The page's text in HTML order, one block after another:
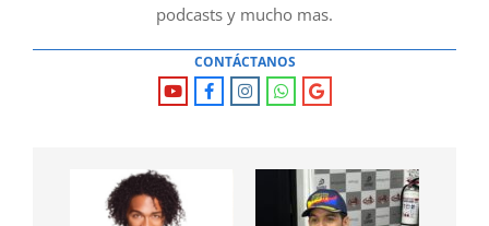
podcasts y mucho mas.
CONTÁCTANOS